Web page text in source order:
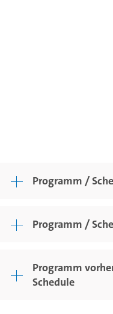
Programm /
Programm /
Programm
Schedule